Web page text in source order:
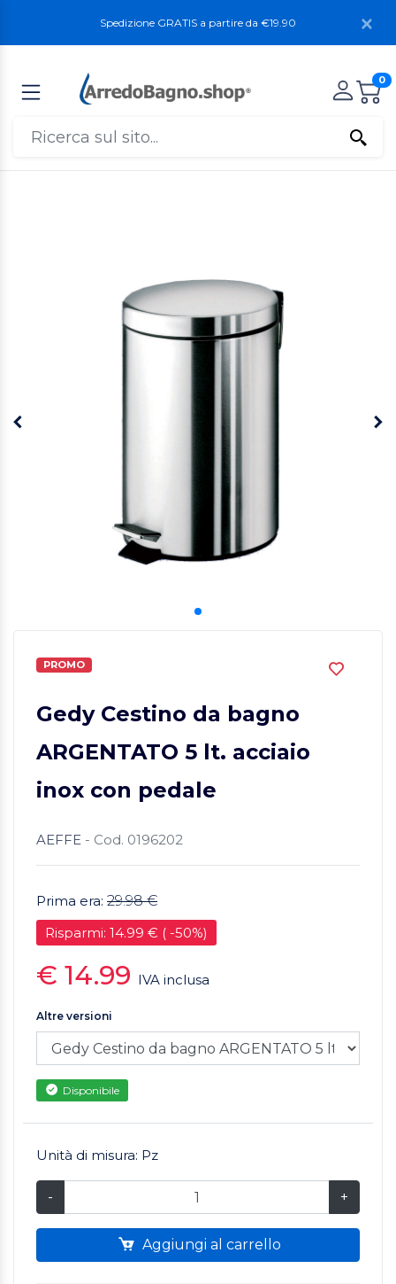
Spedizione GRATIS a partire da €19.90
0
PROMO
Gedy Cestino da bagno
ARGENTATO 5 lt. acciaio
inox con pedale
AEFFE - Cod. 0196202
Prima era: 29.98 €
Risparmi: 14.99 € ( -50%)
€ 14.99 IVA inclusa
Altre versioni
Disponibile
Unità di misura: Pz
- +
Aggiungi al carrello